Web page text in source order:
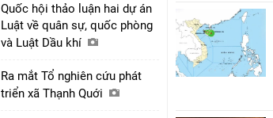
Quốc hội thảo luận hai dự án
Luật về quân sự, quốc phòng
và Luật Dầu khí
Ra mắt Tổ nghiên cứu phát
triển xã Thạnh Quới